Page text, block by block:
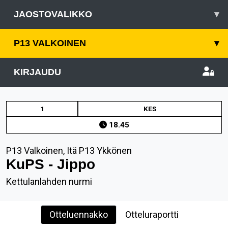
JAOSTOVALIKKO ▾
P13 VALKOINEN ▾
KIRJAUDU
1 KES
18.45
P13 Valkoinen, Itä P13 Ykkönen
KuPS - Jippo
Kettulanlahden nurmi
Otteluennakko Otteluraportti